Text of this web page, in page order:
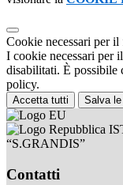
Cookie necessari per
I cookie necessari per
disabilitati. È possibile
policy.
Accetta tutti Salva
“S.GRANDIS”
Contatti